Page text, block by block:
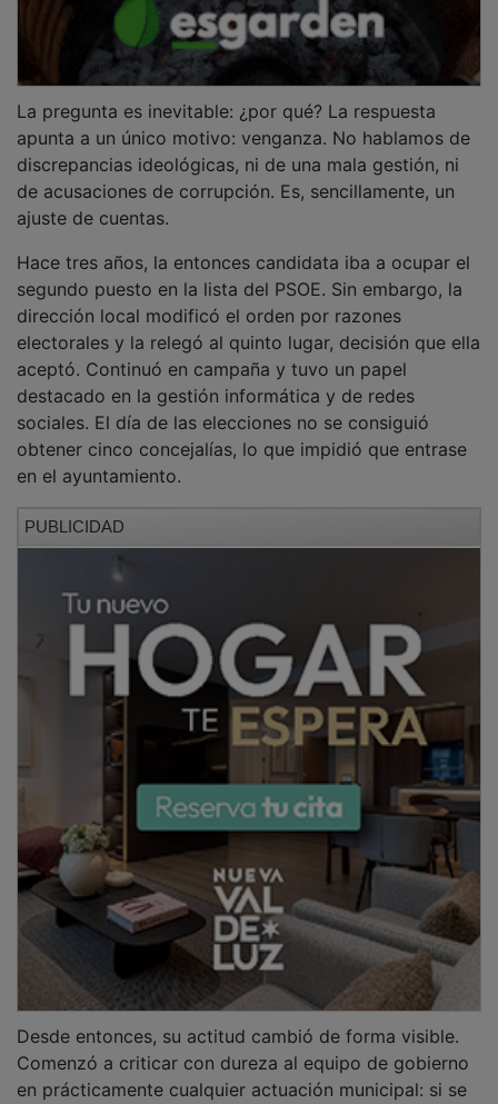
apunta a un único motivo: venganza. No hablamos de
discrepancias ideológicas, ni de una mala gestión, ni
de acusaciones de corrupción. Es, sencillamente, un
ajuste de cuentas.
segundo puesto en la lista del PSOE. Sin embargo, la
dirección local modificó el orden por razones
electorales y la relegó al quinto lugar, decisión que ella
aceptó. Continuó en campaña y tuvo un papel
destacado en la gestión informática y de redes
sociales. El día de las elecciones no se consiguió
obtener cinco concejalías, lo que impidió que entrase
en el ayuntamiento.
Desde entonces, su actitud cambió de forma visible.
Comenzó a criticar con dureza al equipo de gobierno
en prácticamente cualquier actuación municipal: si se
hacía, porque se hacía, si no se hacía, por lo contrario.
Durante estos tres años, los ataques han sido
constantes, especialmente en redes sociales, quizá por
considerarse agraviada tras aquel desplazamiento en
PUBLICIDAD